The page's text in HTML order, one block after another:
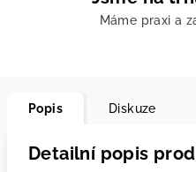
Máme praxi a
Popis Diskuze
Detailní popis